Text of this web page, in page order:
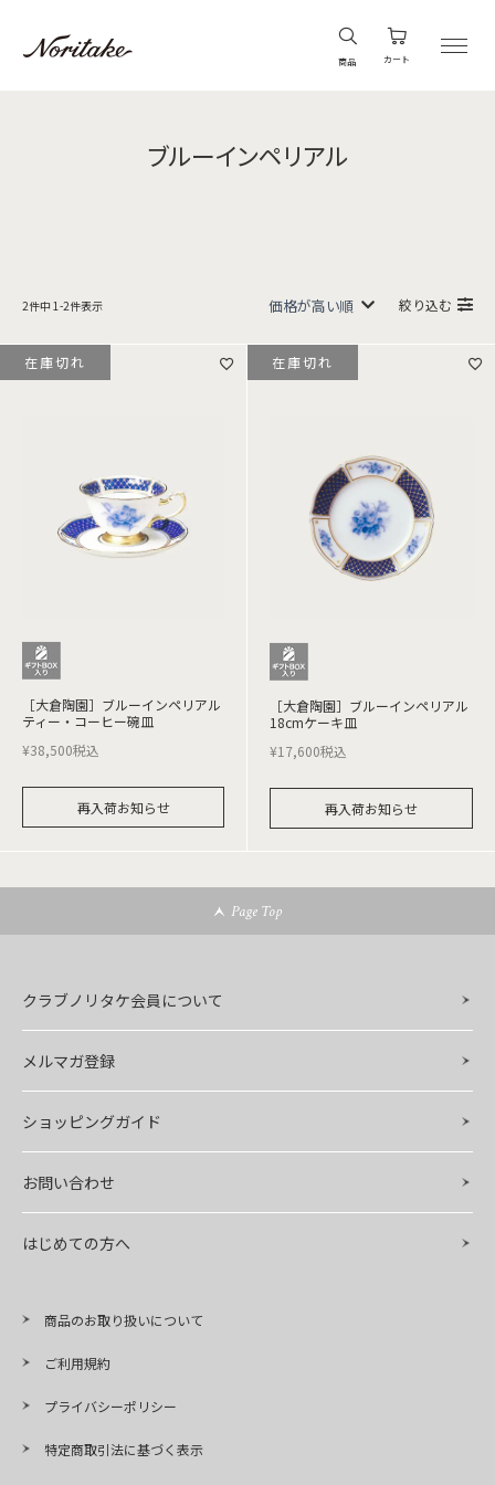
商品 カート
ブルーインペリアル
2件中 1 -2件表示 絞り込む
［大倉陶園］ブルーインペリアル
ティー・コーヒー碗皿
¥38,500税込
再入荷お知らせ
在庫切れ
［大倉陶園］ブルーインペリアル
18cmケーキ皿
¥17,600税込
再入荷お知らせ
在庫切れ
Page Top
クラブノリタケ会員について
メルマガ登録
ショッピングガイド
お問い合わせ
はじめての方へ
商品のお取り扱いについて
ご利用規約
プライバシーポリシー
特定商取引法に基づく表示